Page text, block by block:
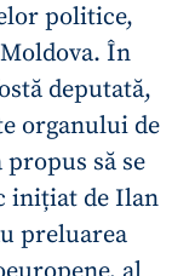
politice,
În
deputată,
organului de
să se
inițiat de Ilan
preluarea